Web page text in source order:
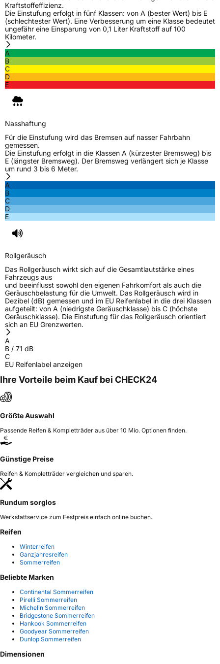
FahrzeugartPKW & SUV
Weitere Eigenschaften
SchlauchtypTL
ZustandNeureifen
Verstärkt
EU Label
EffizienzC
Nasshaftung
3PMSF / Schneeflockensymbol / Alpine-Symbol Nein
EPREL ID556506
Allgemeine Produktsicherheit (GPSR)
HerstellerkontaktARIVO, Taishan Road Cao County Heze City
Kraftstoffeffizienz.
Die Einstufung erfolgt in fünf Klassen: von A (bester Wert) bis E
(schlechtester Wert). Eine Verbesserung um eine Klasse bedeutet
ungefähr eine Einsparung von 0,1 Liter Kraftstoff auf 100
Kilometer.
A
B
C
D
E
Nasshaftung
Für die Einstufung wird das Bremsen auf nasser Fahrbahn
gemessen.
Die Einstufung erfolgt in die Klassen A (kürzester Bremsweg) bis
E (längster Bremsweg). Der Bremsweg verlängert sich je Klasse
um rund 3 bis 6 Meter.
A
B
C
D
E
Rollgeräusch
Das Rollgeräusch wirkt sich auf die Gesamtlautstärke eines
Fahrzeugs aus
und beeinflusst sowohl den eigenen Fahrkomfort als auch die
Geräuschbelastung für die Umwelt. Das Rollgeräusch wird in
Dezibel (dB) gemessen und im EU Reifenlabel in die drei Klassen
aufgeteilt: von A (niedrigste Geräuschklasse) bis C (höchste
Geräuschklasse). Die Einstufung für das Rollgeräusch orientiert
sich an EU Grenzwerten.
A
B / 71 dB
C
EU Reifenlabel anzeigen
Ihre Vorteile beim Kauf bei CHECK24
Größte Auswahl
Passende Reifen & Kompletträder aus über 10 Mio. Optionen finden.
Günstige Preise
Reifen & Kompletträder vergleichen und sparen.
Rundum sorglos
Werkstattservice zum Festpreis einfach online buchen.
Reifen
Winterreifen
Ganzjahresreifen
Sommerreifen
Beliebte Marken
Continental Sommerreifen
Pirelli Sommerreifen
Michelin Sommerreifen
Bridgestone Sommerreifen
Hankook Sommerreifen
Goodyear Sommerreifen
Dunlop Sommerreifen
Dimensionen